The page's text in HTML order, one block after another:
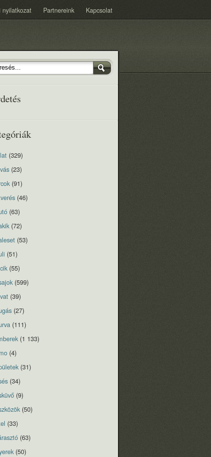
nyilatkozat Partnereink Kapcsolat
(329)
(23)
(91)
(46)
(63)
(72)
(53)
(51)
(55)
(599)
(39)
(27)
(111)
(1 133)
(4)
(31)
(34)
(9)
(50)
(33)
(63)
(50)